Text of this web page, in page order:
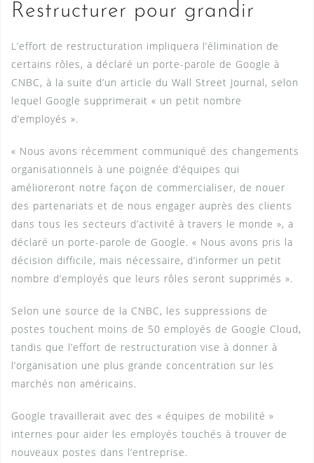
Restructurer pour grandir
L’effort de restructuration impliquera l’élimination de
certains rôles, a déclaré un porte-parole de Google à
CNBC, à la suite d’un article du Wall Street Journal, selon
lequel Google supprimerait « un petit nombre
d’employés ».
« Nous avons récemment communiqué des changements
organisationnels à une poignée d’équipes qui
amélioreront notre façon de commercialiser, de nouer
des partenariats et de nous engager auprès des clients
dans tous les secteurs d’activité à travers le monde », a
déclaré un porte-parole de Google. « Nous avons pris la
décision difficile, mais nécessaire, d’informer un petit
nombre d’employés que leurs rôles seront supprimés ».
Selon une source de la CNBC, les suppressions de
postes touchent moins de 50 employés de Google Cloud,
tandis que l’effort de restructuration vise à donner à
l’organisation une plus grande concentration sur les
marchés non américains.
Google travaillerait avec des « équipes de mobilité »
internes pour aider les employés touchés à trouver de
nouveaux postes dans l’entreprise.